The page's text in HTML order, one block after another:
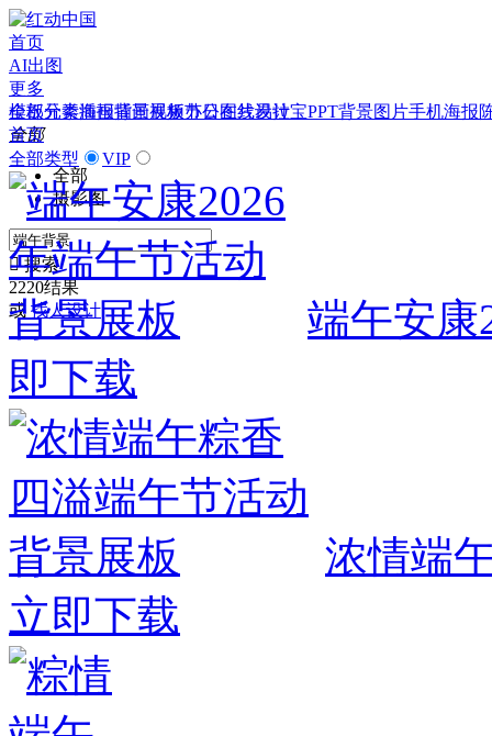
首页
AI出图
更多
模板元素插画背景视频办公在线设计
全部
全部
摄影图
 搜索
2220结果
或 找人设计
全部分类海报插画展板节日图片易拉宝PPT背景图片手机海报
首页
全部类型
VIP
端午安康
即下载
浓情端
立即下载